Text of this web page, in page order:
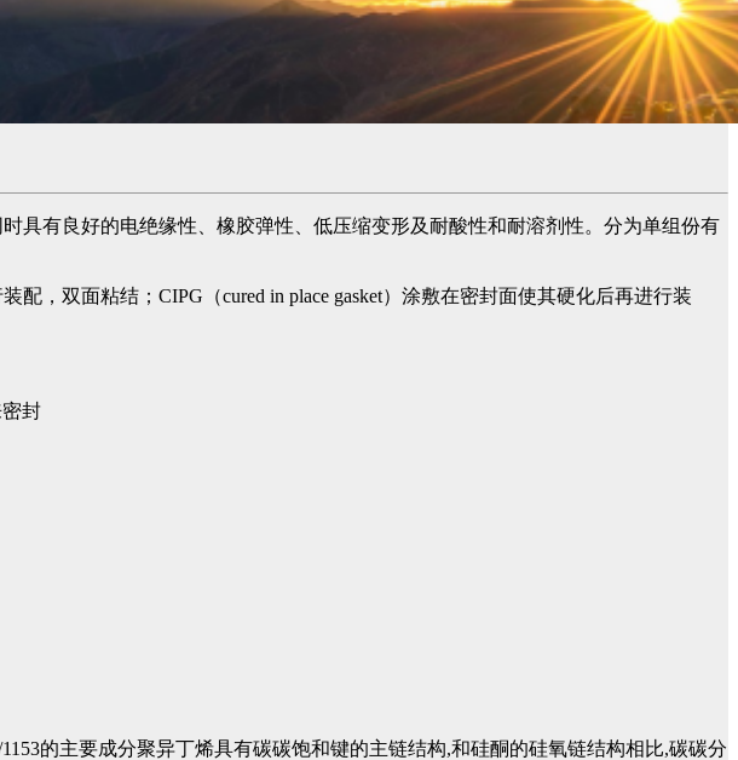
有良好的电绝缘性、橡胶弹性、低压缩变形及耐酸性和耐溶剂性。分为单组份有
配，双面粘结；CIPG（cured in place gasket）涂敷在密封面使其硬化后再进行装
封
的主要成分聚异丁烯具有碳碳饱和键的主链结构,和硅酮的硅氧链结构相比,碳碳分